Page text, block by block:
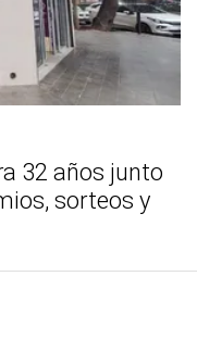
32 años junto
sorteos y